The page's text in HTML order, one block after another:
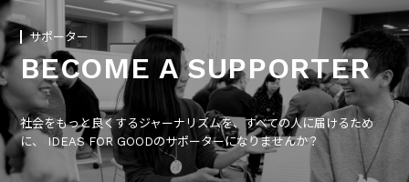
サポーター
BECOME A SUPPORTER
社会をもっと良くするジャーナリズムを、すべての人に届けるため
に、 IDEAS FOR GOODのサポーターになりませんか？